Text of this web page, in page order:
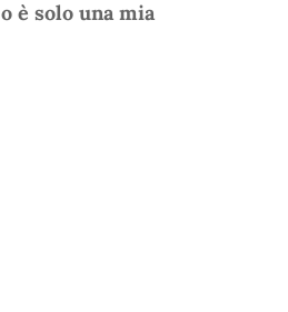
è solo una mia